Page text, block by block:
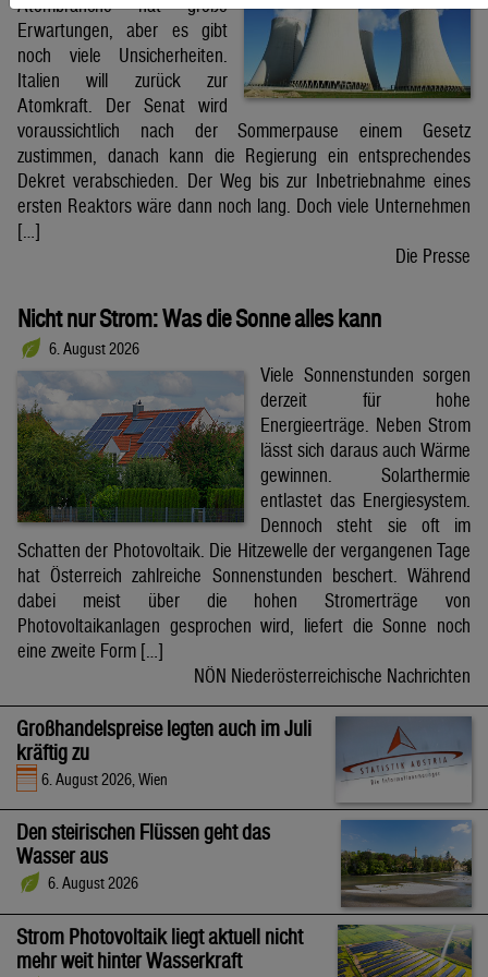
Atombranche hat große
Erwartungen, aber es gibt
noch viele Unsicherheiten.
Italien will zurück zur
Atomkraft. Der Senat wird
voraussichtlich nach der Sommerpause einem Gesetz
zustimmen, danach kann die Regierung ein entsprechendes
Dekret verabschieden. Der Weg bis zur Inbetriebnahme eines
ersten Reaktors wäre dann noch lang. Doch viele Unternehmen
[…]
Die Presse
Nicht nur Strom: Was die Sonne alles kann
6. August 2026
Viele Sonnenstunden sorgen
derzeit für hohe
Energieerträge. Neben Strom
lässt sich daraus auch Wärme
gewinnen. Solarthermie
entlastet das Energiesystem.
Dennoch steht sie oft im
Schatten der Photovoltaik. Die Hitzewelle der vergangenen Tage
hat Österreich zahlreiche Sonnenstunden beschert. Während
dabei meist über die hohen Stromerträge von
Photovoltaikanlagen gesprochen wird, liefert die Sonne noch
eine zweite Form […]
NÖN Niederösterreichische Nachrichten
Großhandelspreise legten auch im Juli
kräftig zu
6. August 2026, Wien
Den steirischen Flüssen geht das
Wasser aus
6. August 2026
Strom Photovoltaik liegt aktuell nicht
mehr weit hinter Wasserkraft